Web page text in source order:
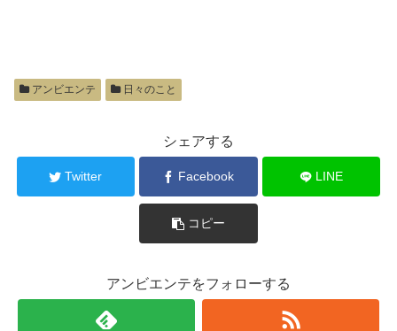
アンビエンテ 日々のこと
シェアする
Twitter Facebook LINE
コピー
アンビエンテをフォローする